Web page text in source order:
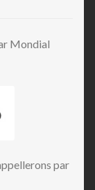
Mondial
par